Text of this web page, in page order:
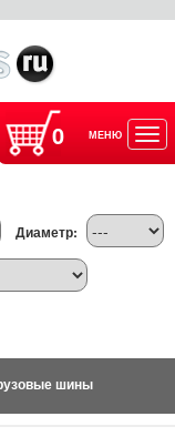
0 МЕНЮ
Диаметр:
шины